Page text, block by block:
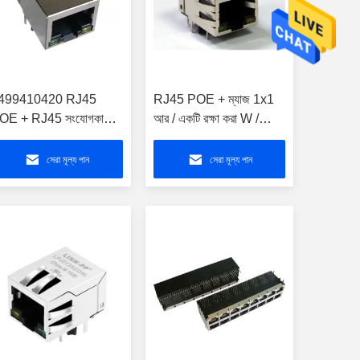
RJ45
+ RJ45 সংযোগকারী
RJ45 ল্যান 10 /
POE +
সেরা মূল্য পান
RJ45 POE + ম্যাজ 1x1
আর / একটি রক্ষা করা W /
LED 700mA Eah জোড়া
10 / 100Base-TX
সেরা মূল্য পান